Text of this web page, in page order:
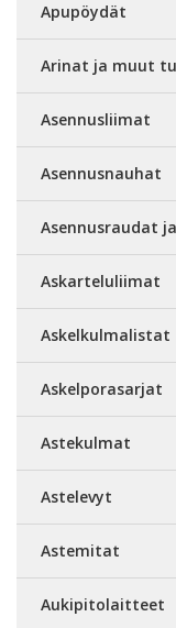
Apupöydät
Arinat ja muut
Asennusliimat
Asennusnauhat
Asennusraudat
Askarteluliimat
Askelkulmalistat
Askelporasarjat
Astekulmat
Astelevyt
Astemitat
Aukipitolaitteet